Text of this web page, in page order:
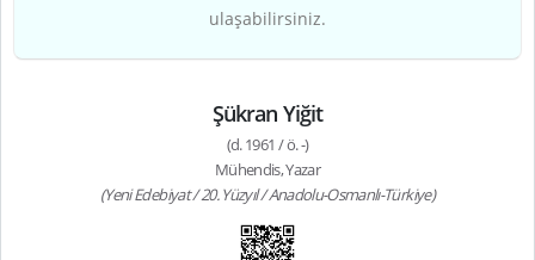
ulaşabilirsiniz.
Şükran Yiğit
(d. 1961 / ö. -)
Mühendis, Yazar
(Yeni Edebiyat / 20. Yüzyıl / Anadolu-Osmanlı-Türkiye)